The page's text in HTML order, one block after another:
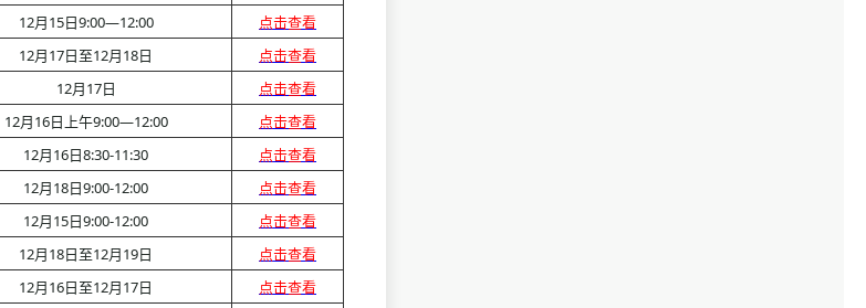
12月15日9:00—12:00
点击查看
12月17日至12月18日
点击查看
12月17日
点击查看
12月16日上午9:00—12:00
点击查看
12月16日8:30-11:30
点击查看
12月18日9:00-12:00
点击查看
12月15日9:00-12:00
点击查看
12月18日至12月19日
点击查看
12月16日至12月17日
点击查看